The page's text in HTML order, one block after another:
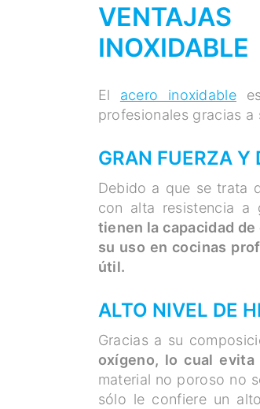
INOXIDABLE
El acero inoxidable
profesionales gracias a
GRAN FUERZA Y
Debido a que se trata
con alta resistencia a
tienen la capacidad
su uso en cocinas
útil.
ALTO NIVEL DE
Gracias a su
oxígeno, lo cual
material no poroso no
sólo le confiere un